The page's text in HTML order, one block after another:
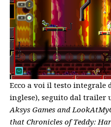
Ecco a voi il testo integrale
inglese), seguito dal trailer
Aksys Games and
that Chronicles of Teddy: